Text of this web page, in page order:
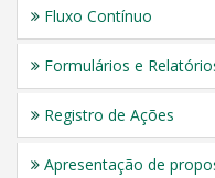
Fluxo Contínuo
Formulários e
Registro de Ações
Apresentação de